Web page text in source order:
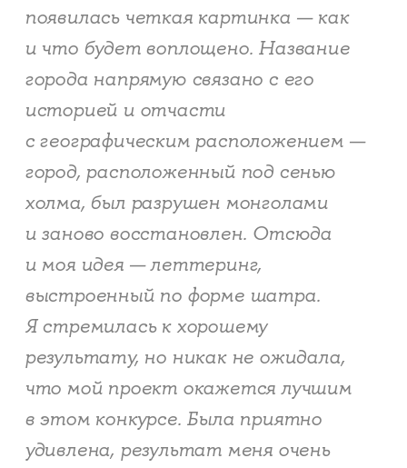
появилась четкая картинка — как
и что будет воплощено. Название
города напрямую связано с его
историей и отчасти
с географическим расположением —
город, расположенный под сенью
холма, был разрушен монголами
и заново восстановлен. Отсюда
и моя идея — леттеринг,
выстроенный по форме шатра.
Я стремилась к хорошему
результату, но никак не ожидала,
что мой проект окажется лучшим
в этом конкурсе. Была приятно
удивлена, результат меня очень